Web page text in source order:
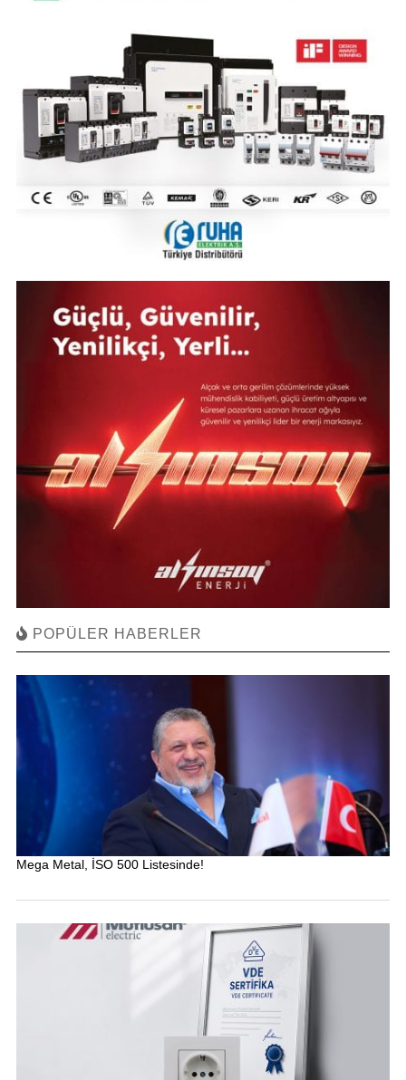
POPÜLER HABERLER
Mega Metal, İSO 500 Listesinde!